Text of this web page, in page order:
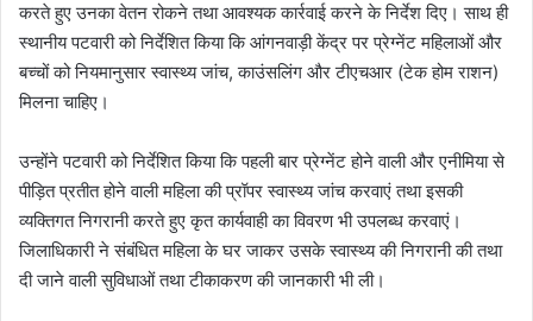
करते हुए उनका वेतन रोकने तथा आवश्यक कार्रवाई करने के निर्देश दिए। साथ ही
स्थानीय पटवारी को निर्देशित किया कि आंगनवाड़ी केंद्र पर प्रेग्नेंट महिलाओं और
बच्चों को नियमानुसार स्वास्थ्य जांच, काउंसलिंग और टीएचआर (टेक होम राशन)
मिलना चाहिए।
उन्होंने पटवारी को निर्देशित किया कि पहली बार प्रेग्नेंट होने वाली और एनीमिया से
पीड़ित प्रतीत होने वाली महिला की प्रॉपर स्वास्थ्य जांच करवाएं तथा इसकी
व्यक्तिगत निगरानी करते हुए कृत कार्यवाही का विवरण भी उपलब्ध करवाएं।
जिलाधिकारी ने संबंधित महिला के घर जाकर उसके स्वास्थ्य की निगरानी की तथा
दी जाने वाली सुविधाओं तथा टीकाकरण की जानकारी भी ली।